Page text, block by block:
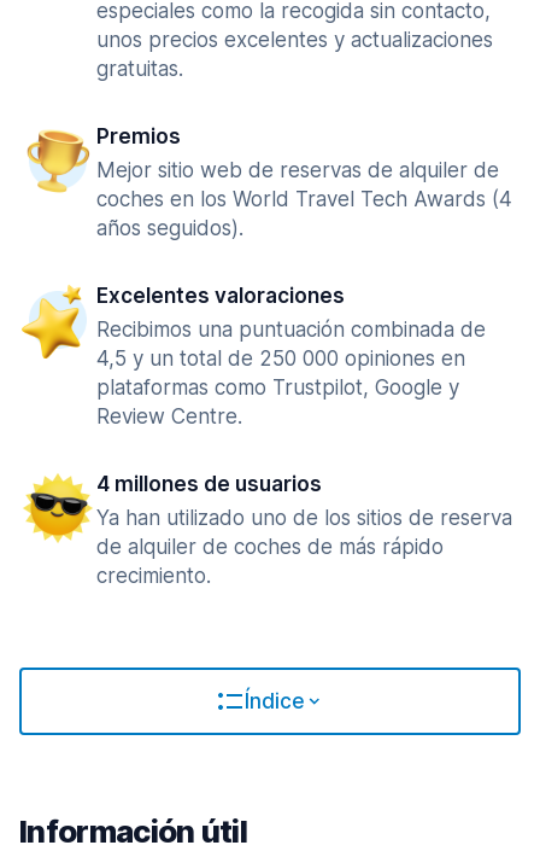
especiales como la recogida sin contacto,
unos precios excelentes y actualizaciones
gratuitas.
Premios
Mejor sitio web de reservas de alquiler de
coches en los World Travel Tech Awards (4
años seguidos).
Excelentes valoraciones
Recibimos una puntuación combinada de
4,5 y un total de 250 000 opiniones en
plataformas como Trustpilot, Google y
Review Centre.
4 millones de usuarios
Ya han utilizado uno de los sitios de reserva
de alquiler de coches de más rápido
crecimiento.
Índice
Información útil